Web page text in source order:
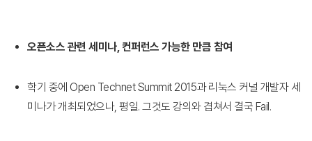
오픈소스 관련 세미나, 컨퍼런스 가능한 만큼 참여
학기 중에 Open Technet Summit 2015과 리눅스 커널 개발자 세
미나가 개최되었으나, 평일. 그것도 강의와 겹쳐서 결국 Fail.